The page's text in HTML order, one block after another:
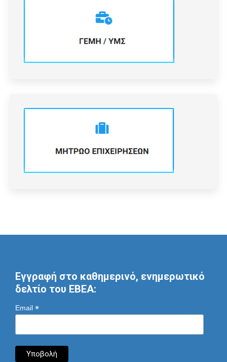
Εγγραφή στο καθημερινό, ενημερωτικό
δελτίο του ΕΒΕΑ:
Email *